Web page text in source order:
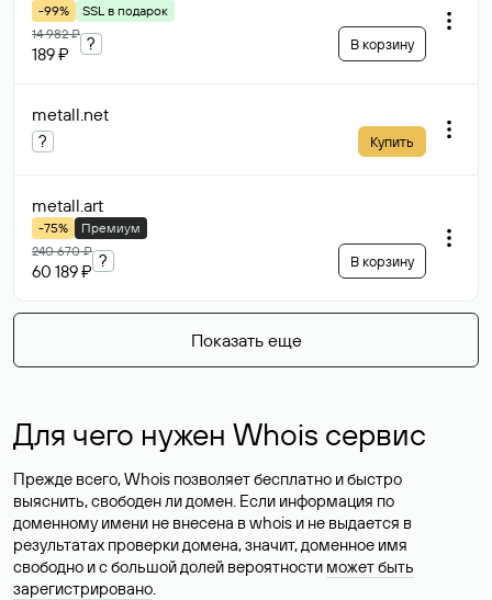
-99%
SSL в подарок
14 982 ₽
189 ₽
? В корзину
metall.net
? Купить
metall.art
-75%
Премиум
240 670 ₽
60 189 ₽
? В корзину
Показать еще
Для чего нужен Whois сервис
Прежде всего, Whois позволяет бесплатно и быстро
выяснить, свободен ли домен. Если информация по
доменному имени не внесена в whois и не выдается в
результатах проверки домена, значит, доменное имя
свободно и с большой долей вероятности может быть
зарегистрировано.